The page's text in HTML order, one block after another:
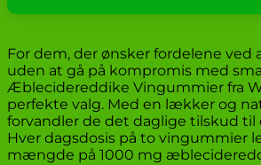
For dem, der ønsker fordelene
uden at gå på kompromis med
Æblecidereddike Vingummier fra
perfekte valg. Med en lækker og
forvandler de det daglige tilskud til
Hver dagsdosis på to vingummier
mængde på 1000 mg